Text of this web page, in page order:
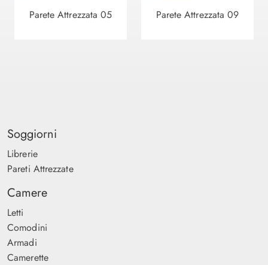
Parete Attrezzata 05 Parete Attrezzata 09
Soggiorni
Librerie
Pareti Attrezzate
Camere
Letti
Comodini
Armadi
Camerette